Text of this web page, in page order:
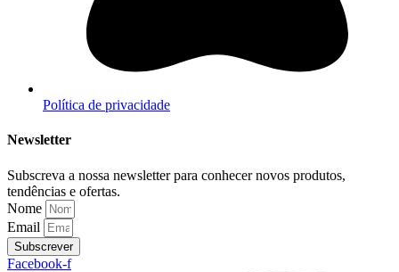
Política de privacidade
Newsletter
Subscreva a nossa newsletter para conhecer novos produtos,
tendências e ofertas.
Nome
Email
Subscrever
Facebook-f